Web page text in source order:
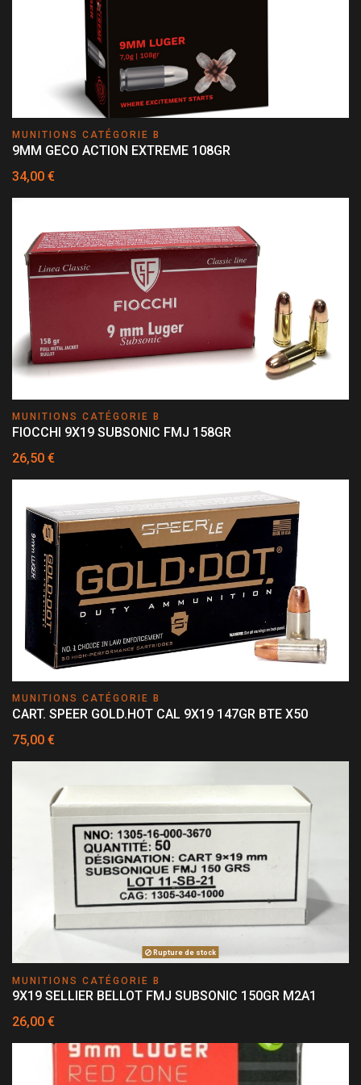
MUNITIONS CATÉGORIE B
9MM GECO ACTION EXTREME 108GR
34,00 €
MUNITIONS CATÉGORIE B
FIOCCHI 9X19 SUBSONIC FMJ 158GR
26,50 €
MUNITIONS CATÉGORIE B
CART. SPEER GOLD.HOT CAL 9X19 147GR BTE X50
75,00 €
Rupture de stock
MUNITIONS CATÉGORIE B
9X19 SELLIER BELLOT FMJ SUBSONIC 150GR M2A1
26,00 €